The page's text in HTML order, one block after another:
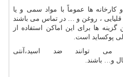
ها عموماً با مواد سمی و یا
قلیایی ، روغن و … در تماس می باشند
ها برای این اماکن استفاده از
پوکساید است.
توانند ضد اسید،آنتی
و… باشند.